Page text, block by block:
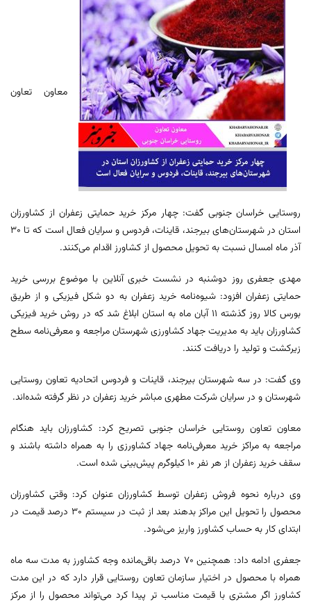
معاون تعاون
روستایی خراسان جنوبی گفت: چهار مرکز خرید حمایتی زعفران از کشاورزان
استان در شهرستان‌های بیرجند، قاینات، فردوس و سرایان فعال است که تا ۳۰
آذر ماه امسال نسبت به تحویل محصول از کشاورز اقدام می‌کنند.
مهدی جعفری روز دوشنبه در نشست خبری آنلاین با موضوع بررسی خرید
حمایتی زعفران افزود: شیوه‌نامه خرید زعفران به دو شکل فیزیکی و از طریق
بورس کالا روز گذشته ۱۱ آبان ماه به استان ابلاغ شد که در روش خرید فیزیکی
کشاورزان باید به مدیریت جهاد کشاورزی شهرستان مراجعه و معرفی‌نامه سطح
زیرکشت و تولید را دریافت کنند.
وی گفت: در سه شهرستان بیرجند، قاینات و فردوس اتحادیه تعاون روستایی
شهرستان و در سرایان شرکت مطهری مباشر خرید زعفران در نظر گرفته شده‌اند.
معاون تعاون روستایی خراسان جنوبی تصریح کرد: کشاورزان باید هنگام
مراجعه به مراکز خرید معرفی‌نامه جهاد کشاورزی را به همراه داشته باشند و
سقف خرید زعفران از هر نفر ۱۰ کیلوگرم پیش‌بینی شده است.
وی درباره نحوه فروش زعفران توسط کشاورزان عنوان کرد: وقتی کشاورزان
محصول را تحویل این مراکز بدهند بعد از ثبت در سیستم ۳۰ درصد قیمت در
ابتدای کار به حساب کشاورز واریز می‌شود.
جعفری ادامه داد: همچنین ۷۰ درصد باقی‌مانده وجه کشاورز به مدت سه ماه
همراه با محصول در اختیار سازمان تعاون روستایی قرار دارد که در این مدت
کشاورز اگر مشتری با قیمت مناسب تر پیدا کرد می‌تواند محصول را از مرکز